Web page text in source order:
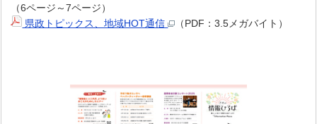
（6ページ～7ページ）
県政トピックス、地域HOT通信
（PDF：3.5メガバイト）